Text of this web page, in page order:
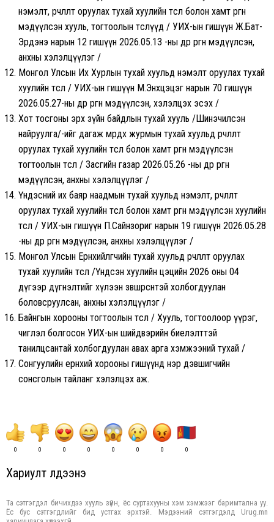
нэмэлт, өөрчлөлт оруулах тухай хуулийн төсөл болон хамт өргөн
мэдүүлсэн хууль, тогтоолын төслүүд / УИХ-ын гишүүн Ж.Бат-
Эрдэнэ нарын 12 гишүүн 2026.05.13 -ны өдөр өргөн мэдүүлсэн,
анхны хэлэлцүүлэг /
Монгол Улсын Их Хурлын тухай хуульд нэмэлт оруулах тухай
хуулийн төсөл / УИХ-ын гишүүн М.Энхцэцэг нарын 70 гишүүн
2026.05.27-ны өдөр өргөн мэдүүлсэн, хэлэлцэх эсэх /
Хот тосгоны эрх зүйн байдлын тухай хууль /Шинэчилсэн
найруулга/-ийг дагаж мөрдөх журмын тухай хуульд өөрчлөлт
оруулах тухай хуулийн төсөл болон хамт өргөн мэдүүлсэн
тогтоолын төсөл / Засгийн газар 2026.05.26 -ны өдөр өргөн
мэдүүлсэн, анхны хэлэлцүүлэг /
Үндэсний их баяр наадмын тухай хуульд нэмэлт, өөрчлөлт
оруулах тухай хуулийн төсөл болон хамт өргөн мэдүүлсэн хуулийн
төсөл / УИХ-ын гишүүн П.Сайнзориг нарын 19 гишүүн 2026.05.28
-ны өдөр өргөн мэдүүлсэн, анхны хэлэлцүүлэг /
Монгол Улсын Ерөнхийлөгчийн тухай хуульд өөрчлөлт оруулах
тухай хуулийн төсөл /Үндсэн хуулийн цэцийн 2026 оны 04
дүгээр дүгнэлтийг хүлээн зөвшөөрсөнтэй холбогдуулан
боловсруулсан, анхны хэлэлцүүлэг /
Байнгын хорооны тогтоолын төсөл / Хууль, тогтоолоор үүрэг,
чиглэл болгосон УИХ-ын шийдвэрийн биелэлттэй
танилцсантай холбогдуулан авах арга хэмжээний тухай /
Сонгуулийн ерөнхий хорооны гишүүнд нэр дэвшигчийн
сонсголын тайланг хэлэлцэх аж.
0 0 0 0 0 0 0 0
Хариулт үлдээнэ үү
Та сэтгэгдэл бичихдээ хууль зүйн, ёс суртахууны хэм хэмжээг баримтална уу.
Ёс бус сэтгэгдлийг бид устгах эрхтэй. Мэдээний сэтгэгдэлд Urug.mn